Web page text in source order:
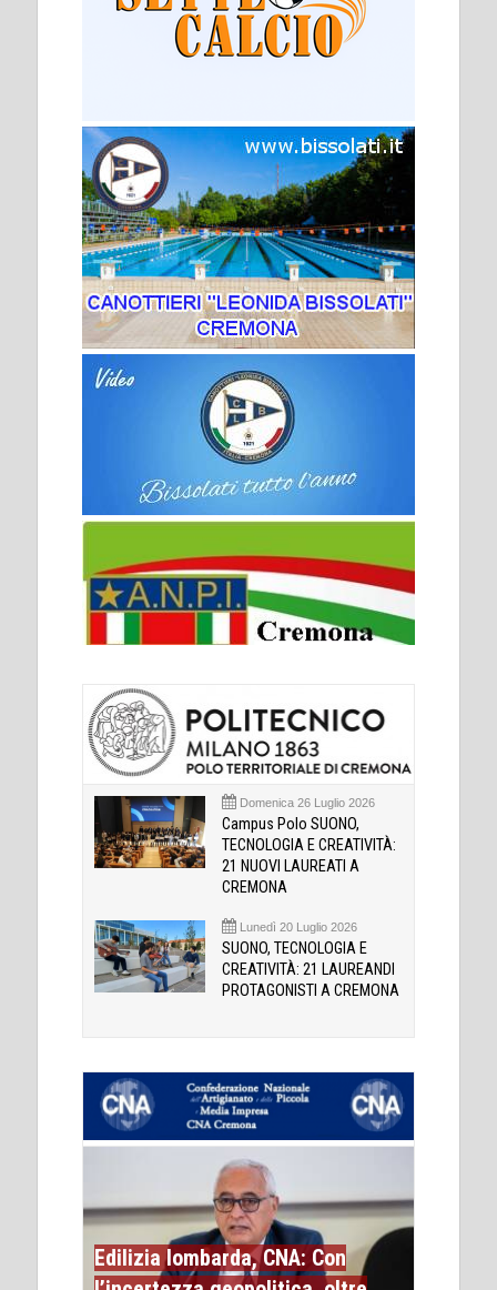
Domenica 26 Luglio 2026
Campus Polo SUONO,
TECNOLOGIA E CREATIVITÀ:
21 NUOVI LAUREATI A
CREMONA
Lunedì 20 Luglio 2026
SUONO, TECNOLOGIA E
CREATIVITÀ: 21 LAUREANDI
PROTAGONISTI A CREMONA
Edilizia lombarda, CNA: Con